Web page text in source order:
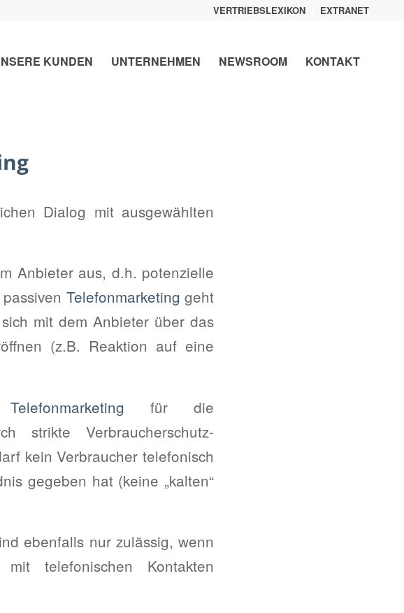
VERTRIEBSLEXIKON EXTRANET
KUNDEN UNTERNEHMEN NEWSROOM KONTAKT
Dialog mit ausgewählten
Anbieter aus, d.h. potenzielle
Telefonmarketing geht
mit dem Anbieter über das
(z.B. Reaktion auf eine
Telefonmarketing für die
strikte Verbraucherschutz-
kein Verbraucher telefonisch
gegeben hat (keine „kalten“
ebenfalls nur zulässig, wenn
telefonischen Kontakten